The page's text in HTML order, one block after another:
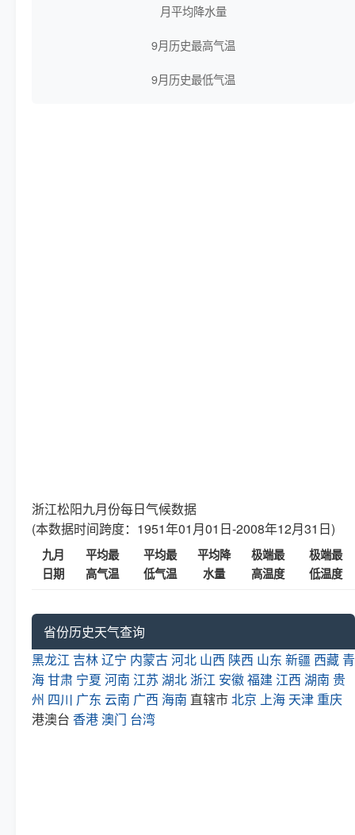
月平均降水量
9月历史最高气温
9月历史最低气温
浙江松阳九月份每日气候数据
(本数据时间跨度：1951年01月01日-2008年12月31日)
九月
日期
平均最
高气温
平均最
低气温
平均降
水量
极端最
高温度
极端最
低温度
省份历史天气查询
黑龙江 吉林辽宁 内蒙古河北 山西 陕西 山东 新疆 西藏 青
海甘肃 宁夏 河南 江苏 湖北 浙江 安徽福建 江西 湖南 贵
州 四川 广东 云南 广西 海南 直辖市北京 上海 天津 重庆
港澳台 香港澳门 台湾